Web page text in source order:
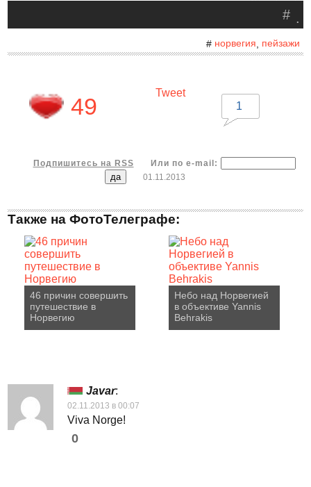
.
#
# норвегия пейзажи
49
Tweet
1
Подпишитесь на RSS
Или по e-mail:
01.11.2013
Также на ФотоТелеграфе:
46 причин совершить
путешествие в
Норвегию
Небо над Норвегией
в объективе Yannis
Behrakis
Javar:
02.11.2013 в 00:07
Viva Norge!
0